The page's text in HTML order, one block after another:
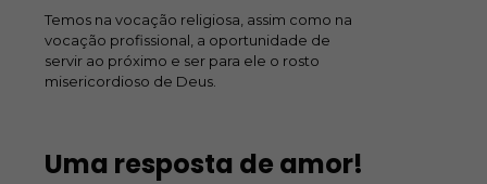
Temos na vocação religiosa, assim como na
vocação profissional, a oportunidade de
servir ao próximo e ser para ele o rosto
misericordioso de Deus.
Uma resposta de amor!